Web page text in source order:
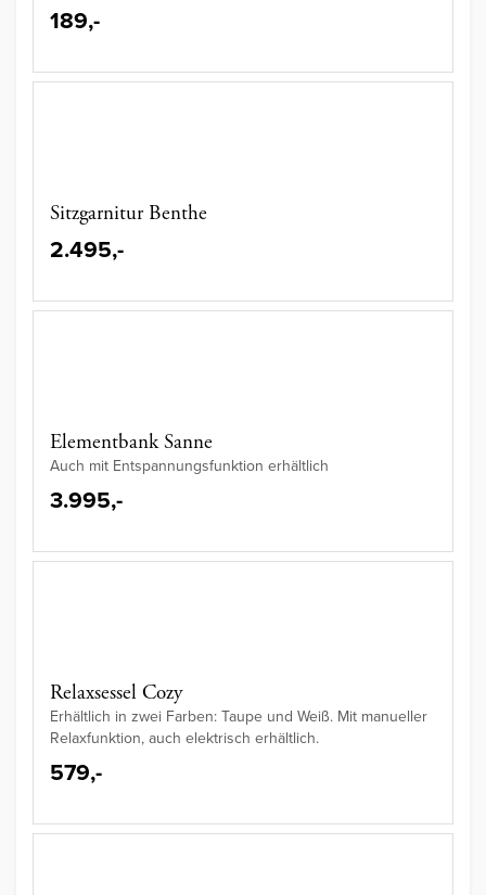
189,-
Sitzgarnitur Benthe
2.495,-
Elementbank Sanne
Auch mit Entspannungsfunktion erhältlich
3.995,-
Relaxsessel Cozy
Erhältlich in zwei Farben: Taupe und Weiß. Mit manueller
Relaxfunktion, auch elektrisch erhältlich.
579,-